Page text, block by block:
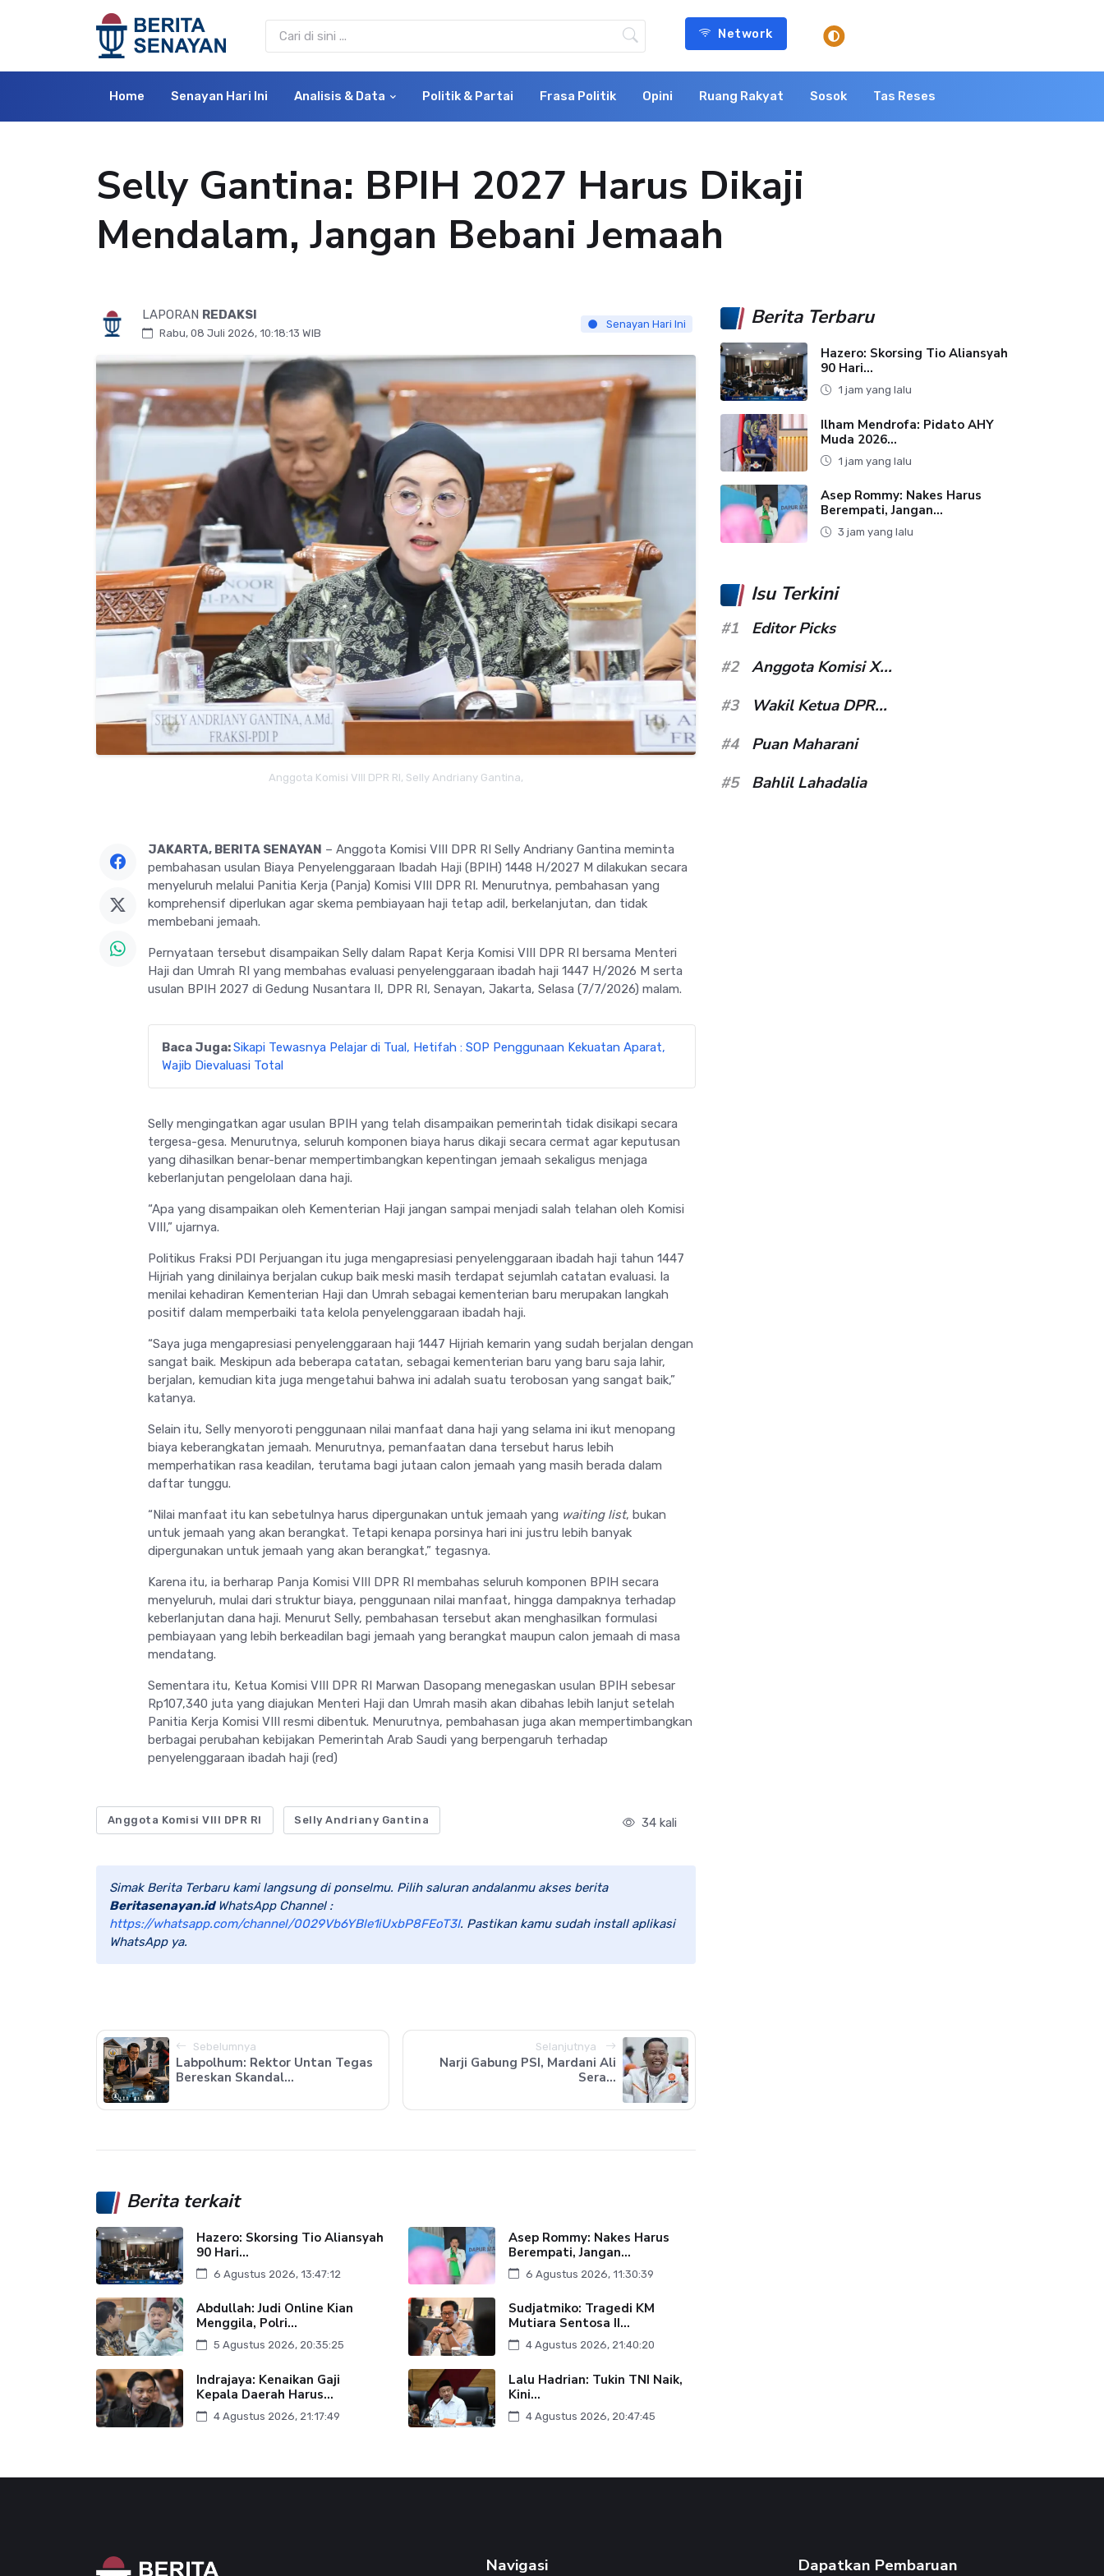
Network
Home Senayan Hari Ini Analisis & Data Politik & Partai Frasa Politik Opini Ruang Rakyat Sosok Tas Reses
Selly Gantina: BPIH 2027 Harus Dikaji
Mendalam, Jangan Bebani Jemaah
LAPORAN REDAKSI
Rabu, 08 Juli 2026, 10:18:13 WIB
Senayan Hari Ini
Anggota Komisi VIII DPR RI, Selly Andriany Gantina,
JAKARTA, BERITA SENAYAN – Anggota Komisi VIII DPR RI Selly Andriany Gantina meminta
pembahasan usulan Biaya Penyelenggaraan Ibadah Haji (BPIH) 1448 H/2027 M dilakukan secara
menyeluruh melalui Panitia Kerja (Panja) Komisi VIII DPR RI. Menurutnya, pembahasan yang
komprehensif diperlukan agar skema pembiayaan haji tetap adil, berkelanjutan, dan tidak
membebani jemaah.
Pernyataan tersebut disampaikan Selly dalam Rapat Kerja Komisi VIII DPR RI bersama Menteri
Haji dan Umrah RI yang membahas evaluasi penyelenggaraan ibadah haji 1447 H/2026 M serta
usulan BPIH 2027 di Gedung Nusantara II, DPR RI, Senayan, Jakarta, Selasa (7/7/2026) malam.
Baca Juga:Sikapi Tewasnya Pelajar di Tual, Hetifah : SOP Penggunaan Kekuatan Aparat,
Wajib Dievaluasi Total
Selly mengingatkan agar usulan BPIH yang telah disampaikan pemerintah tidak disikapi secara
tergesa-gesa. Menurutnya, seluruh komponen biaya harus dikaji secara cermat agar keputusan
yang dihasilkan benar-benar mempertimbangkan kepentingan jemaah sekaligus menjaga
keberlanjutan pengelolaan dana haji.
“Apa yang disampaikan oleh Kementerian Haji jangan sampai menjadi salah telahan oleh Komisi
VIII,” ujarnya.
Politikus Fraksi PDI Perjuangan itu juga mengapresiasi penyelenggaraan ibadah haji tahun 1447
Hijriah yang dinilainya berjalan cukup baik meski masih terdapat sejumlah catatan evaluasi. Ia
menilai kehadiran Kementerian Haji dan Umrah sebagai kementerian baru merupakan langkah
positif dalam memperbaiki tata kelola penyelenggaraan ibadah haji.
“Saya juga mengapresiasi penyelenggaraan haji 1447 Hijriah kemarin yang sudah berjalan dengan
sangat baik. Meskipun ada beberapa catatan, sebagai kementerian baru yang baru saja lahir,
berjalan, kemudian kita juga mengetahui bahwa ini adalah suatu terobosan yang sangat baik,”
katanya.
Selain itu, Selly menyoroti penggunaan nilai manfaat dana haji yang selama ini ikut menopang
biaya keberangkatan jemaah. Menurutnya, pemanfaatan dana tersebut harus lebih
memperhatikan rasa keadilan, terutama bagi jutaan calon jemaah yang masih berada dalam
daftar tunggu.
“Nilai manfaat itu kan sebetulnya harus dipergunakan untuk jemaah yang waiting list, bukan
untuk jemaah yang akan berangkat. Tetapi kenapa porsinya hari ini justru lebih banyak
dipergunakan untuk jemaah yang akan berangkat,” tegasnya.
Karena itu, ia berharap Panja Komisi VIII DPR RI membahas seluruh komponen BPIH secara
menyeluruh, mulai dari struktur biaya, penggunaan nilai manfaat, hingga dampaknya terhadap
keberlanjutan dana haji. Menurut Selly, pembahasan tersebut akan menghasilkan formulasi
pembiayaan yang lebih berkeadilan bagi jemaah yang berangkat maupun calon jemaah di masa
mendatang.
Sementara itu, Ketua Komisi VIII DPR RI Marwan Dasopang menegaskan usulan BPIH sebesar
Rp107,340 juta yang diajukan Menteri Haji dan Umrah masih akan dibahas lebih lanjut setelah
Panitia Kerja Komisi VIII resmi dibentuk. Menurutnya, pembahasan juga akan mempertimbangkan
berbagai perubahan kebijakan Pemerintah Arab Saudi yang berpengaruh terhadap
penyelenggaraan ibadah haji (red)
Anggota Komisi VIII DPR RI Selly Andriany Gantina 34 kali
Simak Berita Terbaru kami langsung di ponselmu. Pilih saluran andalanmu akses berita
Beritasenayan.idWhatsApp Channel :
https://whatsapp.com/channel/0029Vb6YBle1iUxbP8FEoT3I. Pastikan kamu sudah install aplikasi
WhatsApp ya.
Sebelumnya
Labpolhum: Rektor Untan Tegas
Bereskan Skandal...
Selanjutnya
Narji Gabung PSI, Mardani Ali
Sera...
Berita terkait
Hazero: Skorsing Tio Aliansyah
90 Hari...
6 Agustus 2026, 13:47:12
Asep Rommy: Nakes Harus
Berempati, Jangan...
6 Agustus 2026, 11:30:39
Abdullah: Judi Online Kian
Menggila, Polri...
5 Agustus 2026, 20:35:25
Sudjatmiko: Tragedi KM
Mutiara Sentosa II...
4 Agustus 2026, 21:40:20
Indrajaya: Kenaikan Gaji
Kepala Daerah Harus...
4 Agustus 2026, 21:17:49
Lalu Hadrian: Tukin TNI Naik,
Kini...
4 Agustus 2026, 20:47:45
Berita Terbaru
Hazero: Skorsing Tio Aliansyah
90 Hari...
1 jam yang lalu
Ilham Mendrofa: Pidato AHY
Muda 2026...
1 jam yang lalu
Asep Rommy: Nakes Harus
Berempati, Jangan...
3 jam yang lalu
Isu Terkini
#1
Editor Picks
#2
Anggota Komisi X...
#3
Wakil Ketua DPR...
#4
Puan Maharani
#5
Bahlil Lahadalia
Navigasi Dapatkan Pembaruan